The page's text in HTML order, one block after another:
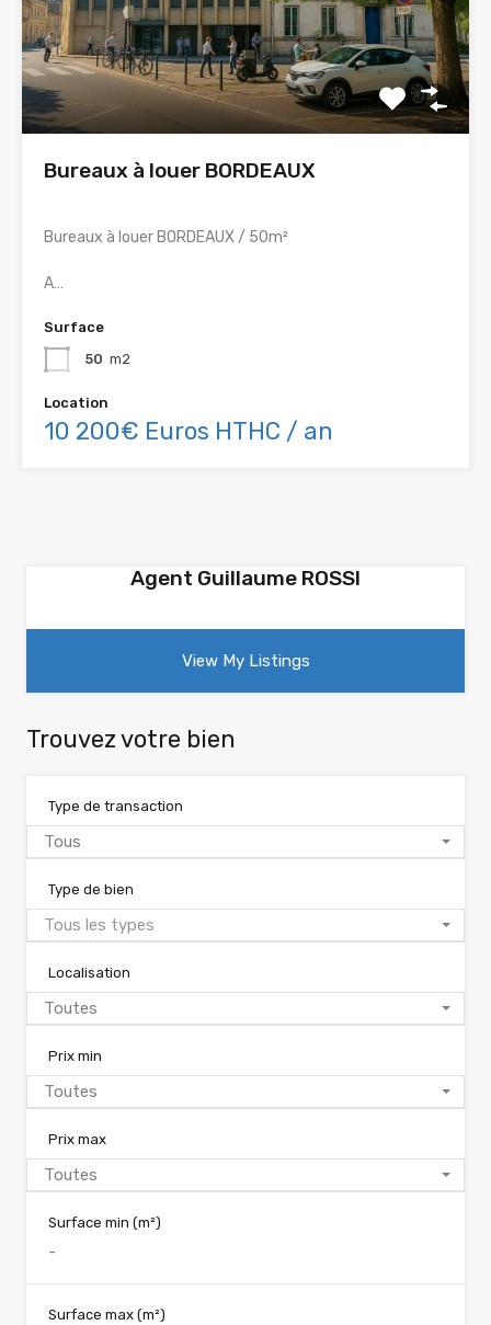
Bureaux à louer BORDEAUX
Bureaux à louer BORDEAUX / 50m²
A…
Surface
50 m2
Location
10 200€ Euros HTHC / an
Agent Guillaume ROSSI
View My Listings
Trouvez votre bien
Type de transaction
Tous
Type de bien
Tous les types
Localisation
Toutes
Prix min
Toutes
Prix max
Toutes
Surface min (m²)
Surface max (m²)